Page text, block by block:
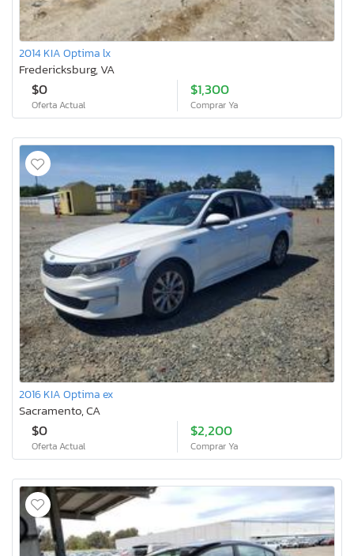
2014 KIA Optima lx
Fredericksburg, VA
$0
Oferta Actual
$1,300
Comprar Ya
2016 KIA Optima ex
Sacramento, CA
$0
Oferta Actual
$2,200
Comprar Ya